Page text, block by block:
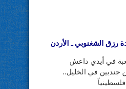
رزق الشغنوبي ـ الأردن
في أيدي داعش
في الخليل..